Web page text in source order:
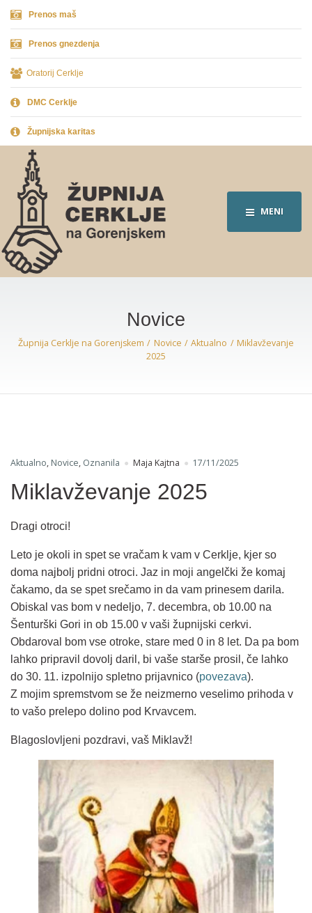
Prenos maš
Prenos gnezdenja
Oratorij Cerklje
DMC Cerklje
Župnijska karitas
MENI
Novice
Župnija Cerklje na Gorenjskem Novice Aktualno
Miklavževanje
2025
Aktualno, Novice, Oznanila Maja Kajtna 17/11/2025
Miklavževanje 2025
Dragi otroci!
Leto je okoli in spet se vračam k vam v Cerklje, kjer so
doma najbolj pridni otroci. Jaz in moji angelčki že komaj
čakamo, da se spet srečamo in da vam prinesem darila.
Obiskal vas bom v nedeljo, 7. decembra, ob 10.00 na
Šenturški Gori in ob 15.00 v vaši župnijski cerkvi.
Obdaroval bom vse otroke, stare med 0 in 8 let. Da pa bom
lahko pripravil dovolj daril, bi vaše starše prosil, če lahko
do 30. 11. izpolnijo spletno prijavnico (povezava).
Z mojim spremstvom se že neizmerno veselimo prihoda v
to vašo prelepo dolino pod Krvavcem.
Blagoslovljeni pozdravi, vaš Miklavž!